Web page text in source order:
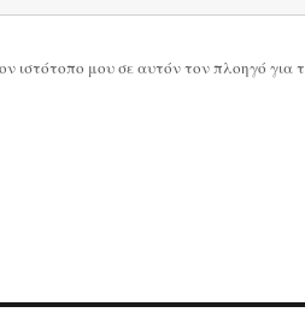
ιστότοπο μου σε αυτόν τον πλοηγό